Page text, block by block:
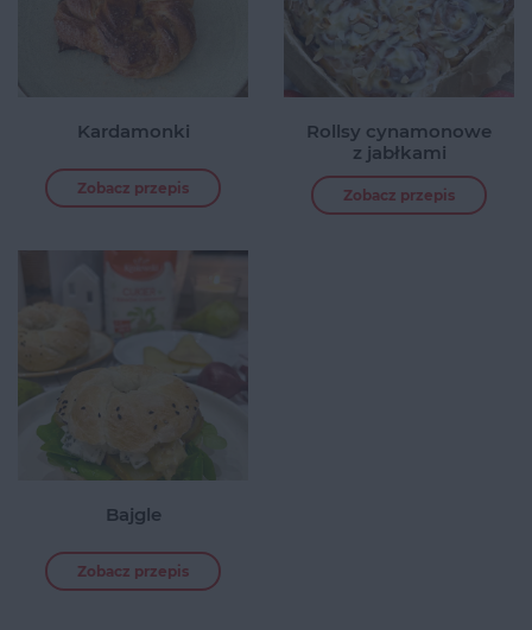
Kardamonki
Zobacz przepis
Rollsy cynamonowe
z jabłkami
Zobacz przepis
Bajgle
Zobacz przepis